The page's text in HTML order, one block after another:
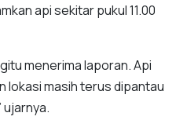
api sekitar pukul 11.00
menerima laporan. Api
lokasi masih terus dipantau